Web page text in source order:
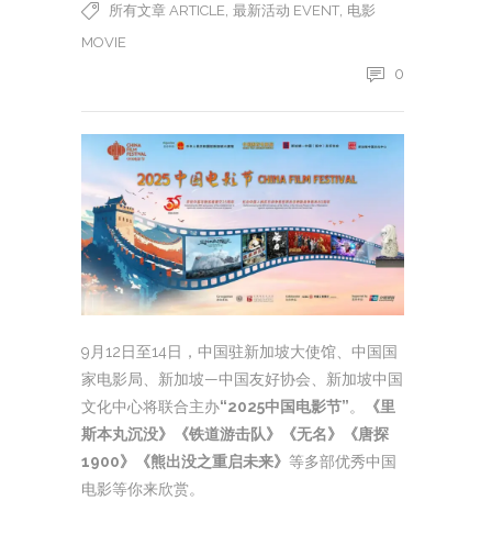
所有文章 ARTICLE 最新活动 EVENT 电影
MOVIE
0
9月12日至14日，中国驻新加坡大使馆、中国国
家电影局、新加坡—中国友好协会、新加坡中国
文化中心将联合主办“2025中国电影节”。
《里
斯本丸沉没》《铁道游击队》《无名》《唐探
1900》《熊出没之重启未来》 等多部优秀中国
电影等你来欣赏。